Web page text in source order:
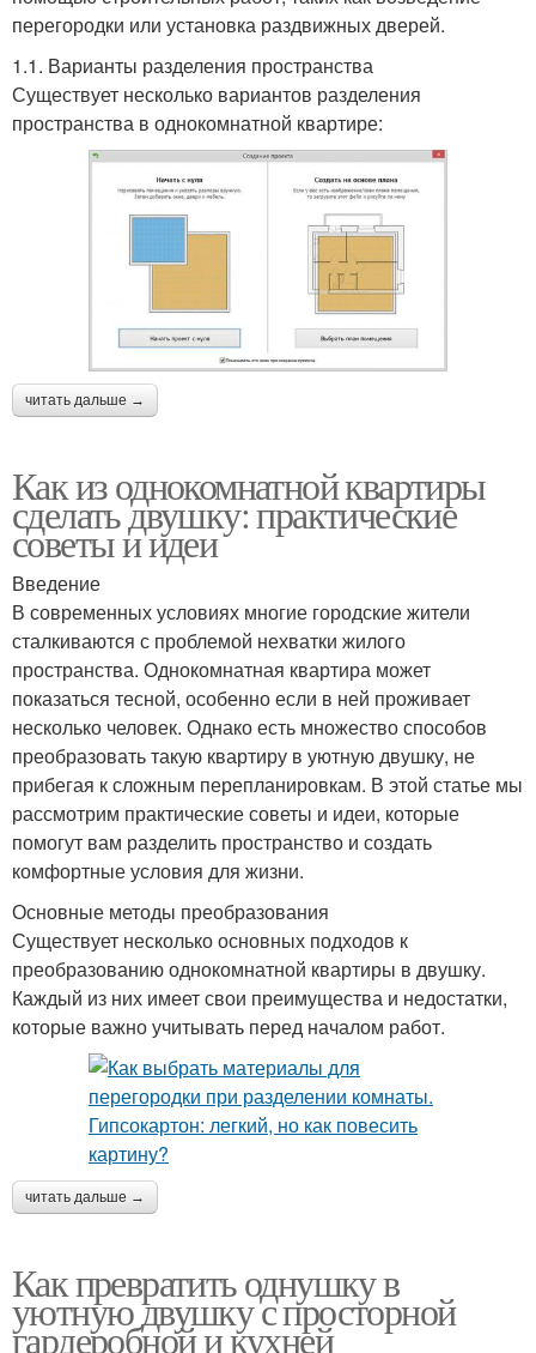
перегородки или установка раздвижных дверей.
1.1. Варианты разделения пространства
Существует несколько вариантов разделения
пространства в однокомнатной квартире:
читать дальше →
Как из однокомнатной квартиры
сделать двушку: практические
советы и идеи
Введение
В современных условиях многие городские жители
сталкиваются с проблемой нехватки жилого
пространства. Однокомнатная квартира может
показаться тесной, особенно если в ней проживает
несколько человек. Однако есть множество способов
преобразовать такую квартиру в уютную двушку, не
прибегая к сложным перепланировкам. В этой статье мы
рассмотрим практические советы и идеи, которые
помогут вам разделить пространство и создать
комфортные условия для жизни.
Основные методы преобразования
Существует несколько основных подходов к
преобразованию однокомнатной квартиры в двушку.
Каждый из них имеет свои преимущества и недостатки,
которые важно учитывать перед началом работ.
читать дальше →
Как превратить однушку в
уютную двушку с просторной
гардеробной и кухней